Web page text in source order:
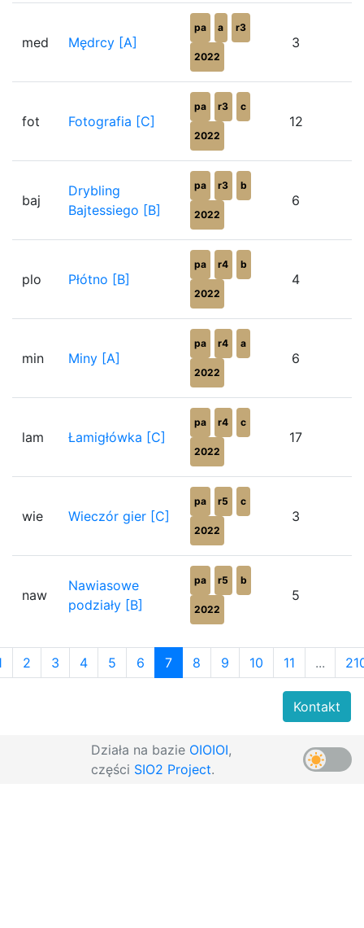
med Mędrcy [A]
pa a r3
2022
3
fot Fotografia [C]
pa r3 c
2022
12
baj
Drybling
Bajtessiego [B]
pa r3 b
2022
6
plo Płótno [B]
pa r4 b
2022
4
min Miny [A]
pa r4 a
2022
6
lam Łamigłówka [C]
pa r4 c
2022
17
wie Wieczór gier [C]
pa r5 c
2022
3
naw
Nawiasowe
podziały [B]
pa r5 b
2022
5
2 3 4 5 6 7 8 9 10 11 ...
Działa na bazie OIOIOI,
części SIO2 Project.
Kontakt